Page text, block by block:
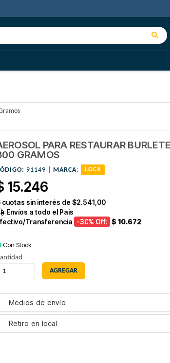
PARA RESTAURAR
GRAMOS
91149 | MARCA: LOCX
15.246
cuotas sin interés de $2.541,00
Envíos a todo el País
Transferencia -30% Off: $ 10.672
Con Stock
Medios de envío
Retiro en local